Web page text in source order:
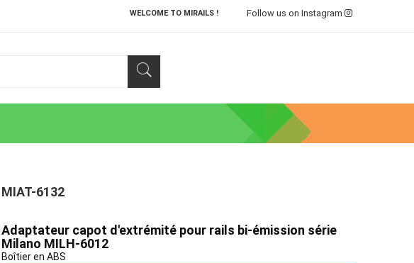
WELCOME TO MIRAILS ! Follow us on Instagram
MIAT-6132
Adaptateur capot d'extrémité pour rails bi-émission série
Milano MILH-6012
Boîtier en ABS